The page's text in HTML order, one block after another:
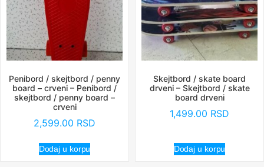
Penibord / skejtbord / penny
board – crveni – Penibord /
skejtbord / penny board –
crveni
2,599.00 RSD
Dodaj u korpu
Skejtbord / skate board
drveni – Skejtbord / skate
board drveni
1,499.00 RSD
Dodaj u korpu